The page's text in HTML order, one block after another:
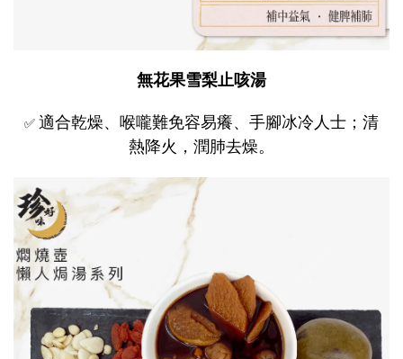
無花果雪梨止咳湯
✅ 適合乾燥、喉嚨難免容易癢、手腳冰冷人士；清
熱降火，潤肺去燥。